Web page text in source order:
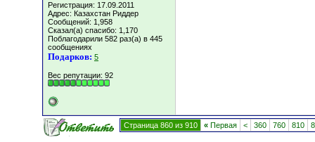
Регистрация: 17.09.2011
Адрес: Казахстан Риддер
Сообщений: 1,958
Сказал(а) спасибо: 1,170
Поблагодарили 582 раз(а) в 445
сообщениях
Подарков: 5
Вес репутации: 92
Страница 860 из 910 « Первая < 360 760 810